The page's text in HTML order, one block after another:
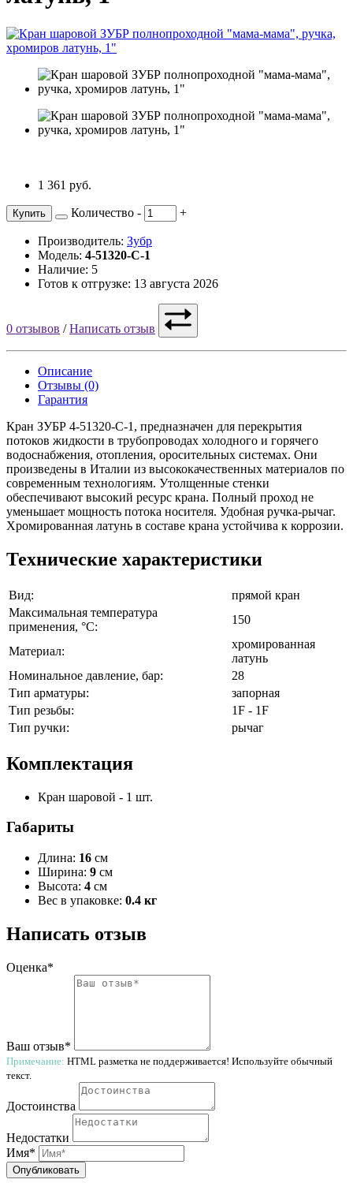
1 361 руб.
Купить Количество - +
Производитель: Зубр
Модель: 4-51320-C-1
Наличие: 5
Готов к отгрузке: 13 августа 2026
0 отзывов /Написать отзыв
Описание
Отзывы (0)
Гарантия
Кран ЗУБР 4-51320-C-1, предназначен для перекрытия
потоков жидкости в трубопроводах холодного и горячего
водоснабжения, отопления, оросительных системах. Они
произведены в Италии из высококачественных материалов по
современным технологиям. Утолщенные стенки
обеспечивают высокий ресурс крана. Полный проход не
уменьшает мощность потока носителя. Удобная ручка-рычаг.
Хромированная латунь в составе крана устойчива к коррозии.
Технические характеристики
Вид:
прямой кран
Максимальная температура
применения, °C:
150
Материал:
хромированная
латунь
Номинальное давление, бар:
28
Тип арматуры:
запорная
Тип резьбы:
1F - 1F
Тип ручки:
рычаг
Комплектация
Кран шаровой - 1 шт.
Габариты
Длина: 16 см
Ширина: 9 см
Высота: 4 см
Вес в упаковке: 0.4 кг
Написать отзыв
Оценка*
Ваш отзыв*
Примечание: HTML разметка не поддерживается! Используйте обычный
текст.
Достоинства
Недостатки
Имя*
Опубликовать